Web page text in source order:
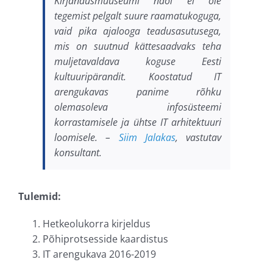
tegemist pelgalt suure raamatukoguga,
vaid pika ajalooga teadusasutusega,
mis on suutnud kättesaadvaks teha
muljetavaldava koguse Eesti
kultuuripärandit. Koostatud IT
arengukavas panime rõhku
olemasoleva infosüsteemi
korrastamisele ja ühtse IT arhitektuuri
loomisele. – Siim Jalakas, vastutav
konsultant.
Tulemid:
Hetkeolukorra kirjeldus
Põhiprotsesside kaardistus
IT arengukava 2016-2019